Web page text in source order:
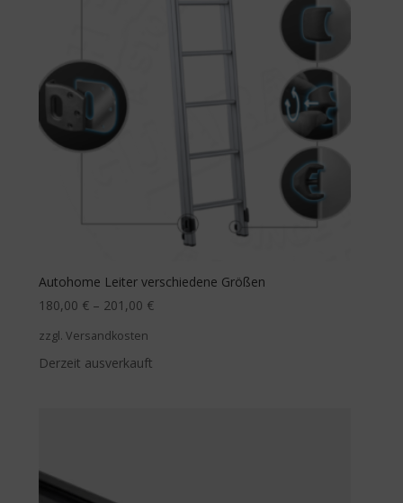
Autohome Leiter verschiedene Größen
180,00 € – 201,00 €
zzgl. Versandkosten
Derzeit ausverkauft